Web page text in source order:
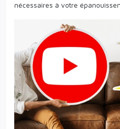
nécessaires à votre